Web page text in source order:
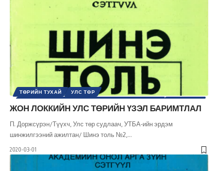
ТӨРИЙН ТУХАЙ
УЛС ТӨР
ШИНЭ ТОЛЬ СЭТГҮҮЛ
ЭРХ, ЭРХ ЧӨЛӨӨ
ЖОН ЛОККИЙН УЛС ТӨРИЙН ҮЗЭЛ БАРИМТЛАЛ
П. Доржсүрэн/Түүхч, Улс төр судлаач, УТБА-ийн эрдэм
шинжилгээний ажилтан/ Шинэ толь №2,…
2020-03-01